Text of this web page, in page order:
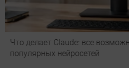
Что делает Сlaude: все
популярных нейросетей